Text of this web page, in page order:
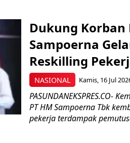
NASIONAL
Dukung Korban
Sampoerna
Reskilling
Kamis, 16 Jul
PASUNDANEKSPRES.CO-
PT HM Sampoerna Tbk
pekerja terdampak